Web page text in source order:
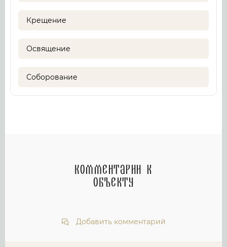
Крещение
Освящение
Соборование
Комментарии к
объекту
Добавить комментарий